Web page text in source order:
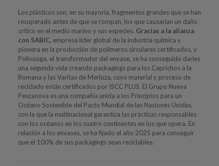
Los plásticos son, en su mayoría, fragmentos grandes que se han
recuperado antes de que se rompan, los que causarían un daño
crítico en el medio marino y sus especies. Gracias a la alianza
con SABIC, empresa líder global de la industria química y
pionera en la producción de polímeros circulares certificados, y
Polivouga, el transformador del envase, se ha conseguido darles
una segunda vida creando packagings para los Caprichos a la
Romana y las Varitas de Merluza, cuyo material y proceso de
reciclado están certificados por ISCC PLUS. El Grupo Nueva
Pescanova es una compañía unida a los Principios para un
Océano Sostenible del Pacto Mundial de las Naciones Unidas,
con la que la multinacional garantiza las prácticas responsables
con los océanos en los cuatro continentes en los que opera. En
relación a los envases, se ha fijado el año 2025 para conseguir
que el 100% de sus packagings sean reciclables.